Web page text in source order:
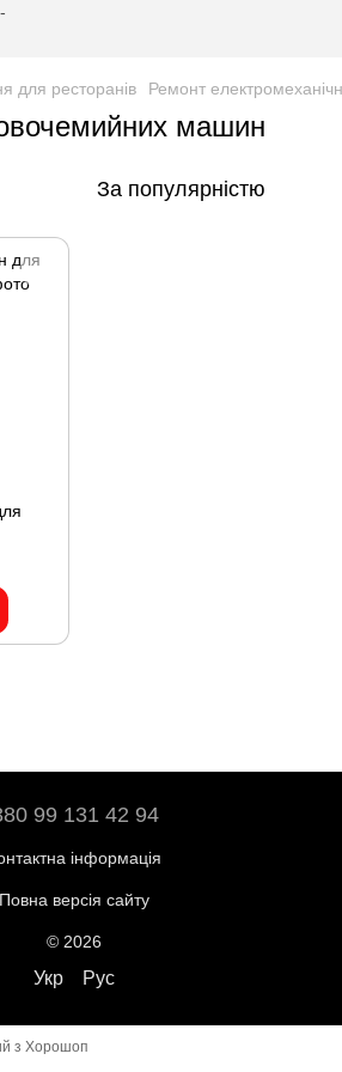
для ресторанів Ремонт
машин
За популярністю
99 131 42 94
інформація
Повна версія сайту
© 2026
Укр Рус
з Хорошоп